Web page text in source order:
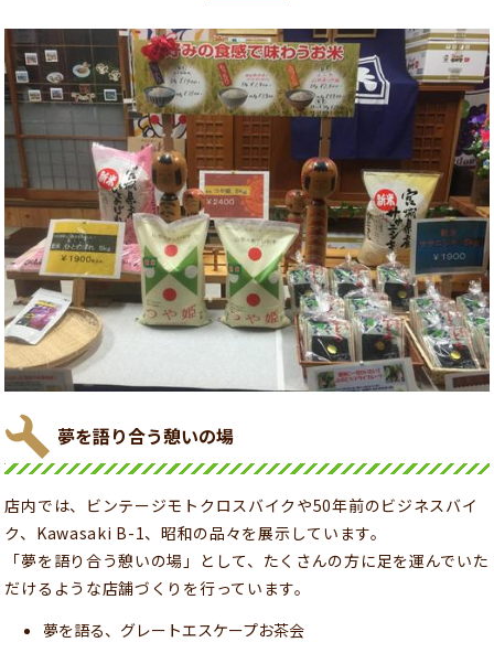
夢を語り合う憩いの場
店内では、ビンテージモトクロスバイクや50年前のビジネスバイ
ク、Kawasaki B-1、昭和の品々を展示しています。
「夢を語り合う憩いの場」として、たくさんの方に足を運んでいた
だけるような店舗づくりを行っています。
夢を語る、グレートエスケープお茶会